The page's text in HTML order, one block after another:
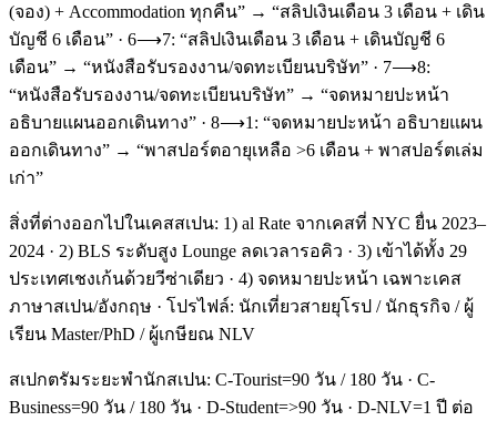
(จอง) + Accommodation ทุกคืน” → “สลิปเงินเดือน 3 เดือน + เดิน
บัญชี 6 เดือน” · 6⟶7: “สลิปเงินเดือน 3 เดือน + เดินบัญชี 6
เดือน” → “หนังสือรับรองงาน/จดทะเบียนบริษัท” · 7⟶8:
“หนังสือรับรองงาน/จดทะเบียนบริษัท” → “จดหมายปะหน้า
อธิบายแผนออกเดินทาง” · 8⟶1: “จดหมายปะหน้า อธิบายแผน
ออกเดินทาง” → “พาสปอร์ตอายุเหลือ >6 เดือน + พาสปอร์ตเล่ม
เก่า”
สิ่งที่ต่างออกไปในเคสสเปน: 1) al Rate จากเคสที่ NYC ยื่น 2023–
2024 · 2) BLS ระดับสูง Lounge ลดเวลารอคิว · 3) เข้าได้ทั้ง 29
ประเทศเชงเก้นด้วยวีซ่าเดียว · 4) จดหมายปะหน้า เฉพาะเคส
ภาษาสเปน/อังกฤษ · โปรไฟล์: นักเที่ยวสายยุโรป / นักธุรกิจ / ผู้
เรียน Master/PhD / ผู้เกษียณ NLV
สเปกตรัมระยะพำนักสเปน: C-Tourist=90 วัน / 180 วัน · C-
Business=90 วัน / 180 วัน · D-Student=>90 วัน · D-NLV=1 ปี ต่อ